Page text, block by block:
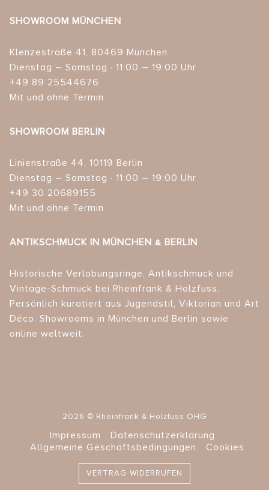
SHOWROOM MÜNCHEN
Klenzestraße 41, 80469 München
Dienstag – Samstag · 11:00 – 19:00 Uhr
+49 89 25544676
Mit und ohne Termin
SHOWROOM BERLIN
Linienstraße 44, 10119 Berlin
Dienstag – Samstag · 11:00 – 19:00 Uhr
+49 30 20689155
Mit und ohne Termin
ANTIKSCHMUCK IN MÜNCHEN & BERLIN
Historische Verlobungsringe, Antikschmuck und
Vintage-Schmuck bei Rheinfrank & Holzfuss.
Persönlich kuratiert aus Jugendstil, Viktorian und Art
Déco. Showrooms in München und Berlin sowie
online weltweit.
2026 © Rheinfrank & Holzfuss OHG
Impressum
Datenschutzerklärung
Allgemeine Geschäftsbedingungen
Cookies
VERTRAG WIDERRUFEN